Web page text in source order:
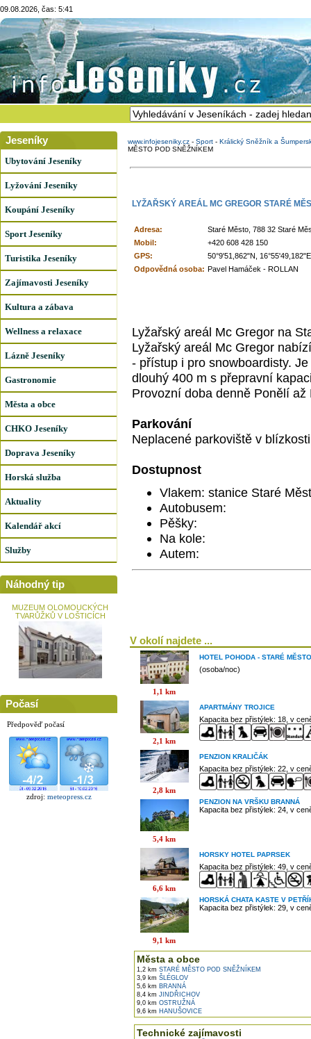
09.08.2026, čas: 5:41
Jeseníky
Ubytování Jeseníky
Lyžování Jeseníky
Koupání Jeseníky
Sport Jeseníky
Turistika Jeseníky
Zajímavosti Jeseníky
Kultura a zábava
Wellness a relaxace
Lázně Jeseníky
Gastronomie
Města a obce
CHKO Jeseníky
Doprava Jeseníky
Horská služba
Aktuality
Kalendář akcí
Služby
Náhodný tip
MUZEUM OLOMOUCKÝCH
TVARŮŽKŮ V LOŠTICÍCH
Počasí
Předpověď počasí
zdroj: meteopress.cz
www.infojeseniky.cz - Sport - Králický Sněžník a
MĚSTO POD SNĚŽNÍKEM
LYŽAŘSKÝ AREÁL MC GREGOR STARÉ
Adresa:
Staré Město, 788 32 Staré
Mobil:
+420 608 428 150
GPS:
50°9'51,862"N, 16°55'49,182"E
Odpovědná osoba: Pavel Hamáček - ROLLAN
Lyžařský areál Mc Gregor na
Lyžařský areál Mc Gregor
- přístup i pro snowboardisty.
dlouhý 400 m s přepravní
Provozní doba denně Ponělí
Parkování
Neplacené parkoviště v
Dostupnost
Vlakem: stanice Staré
Autobusem:
Pěšky:
Na kole:
Autem:
V okolí najdete ...
1,1 km
HOTEL POHODA - STARÉ
(osoba/noc)
2,1 km
APARTMÁNY TROJICE
Kapacita bez přistýlek: 18, v
2,8 km
PENZION KRALIČÁK
Kapacita bez přistýlek: 22, v
5,4 km
PENZION NA VRŠKU BRANNÁ
Kapacita bez přistýlek: 24, v
6,6 km
HORSKY HOTEL PAPRSEK
Kapacita bez přistýlek: 49, v
9,1 km
HORSKÁ CHATA KASTE V
Kapacita bez přistýlek: 29, v
Města a obce
1,2 km STARÉ MĚSTO POD SNĚŽNÍKEM
3,9 km ŠLÉGLOV
5,6 km BRANNÁ
8,4 km JINDŘICHOV
9,0 km OSTRUŽNÁ
9,6 km HANUŠOVICE
Technické zajímavosti